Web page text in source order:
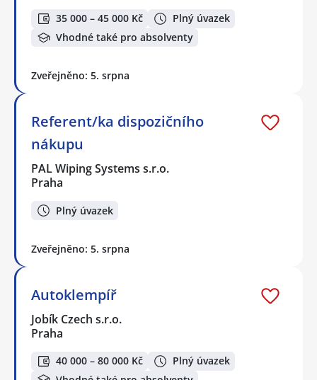
35 000 – 45 000 Kč
Plný úvazek
Vhodné také pro absolventy
Zveřejněno: 5. srpna
Referent/ka dispozičního
nákupu
PAL Wiping Systems s.r.o.
Praha
Plný úvazek
Zveřejněno: 5. srpna
Autoklempíř
Jobík Czech s.r.o.
Praha
40 000 – 80 000 Kč
Plný úvazek